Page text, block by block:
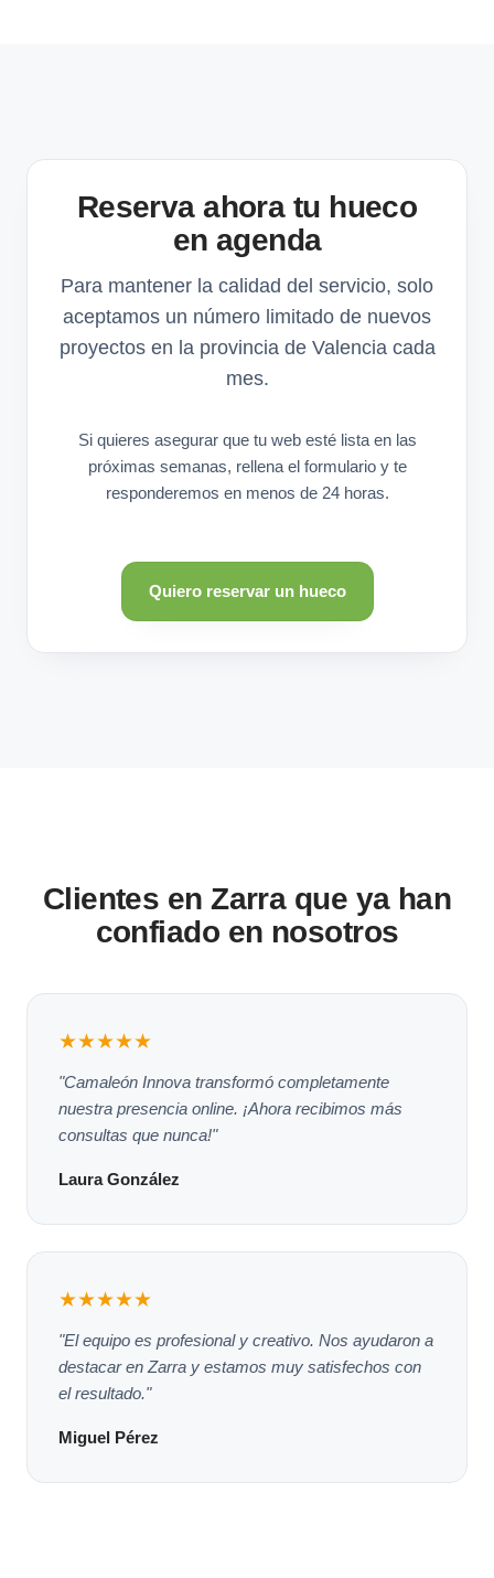
Reserva ahora tu hueco
en agenda
Para mantener la calidad del servicio, solo
aceptamos un número limitado de nuevos
proyectos en la provincia de Valencia cada
mes.
Si quieres asegurar que tu web esté lista en las
próximas semanas, rellena el formulario y te
responderemos en menos de 24 horas.
Quiero reservar un hueco
Clientes en Zarra que ya han
confiado en nosotros
★★★★★
"Camaleón Innova transformó completamente
nuestra presencia online. ¡Ahora recibimos más
consultas que nunca!"
Laura González
★★★★★
"El equipo es profesional y creativo. Nos ayudaron a
destacar en Zarra y estamos muy satisfechos con
el resultado."
Miguel Pérez